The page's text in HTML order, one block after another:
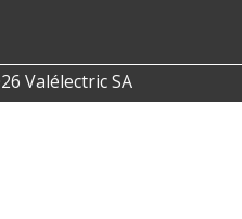
Valélectric SA